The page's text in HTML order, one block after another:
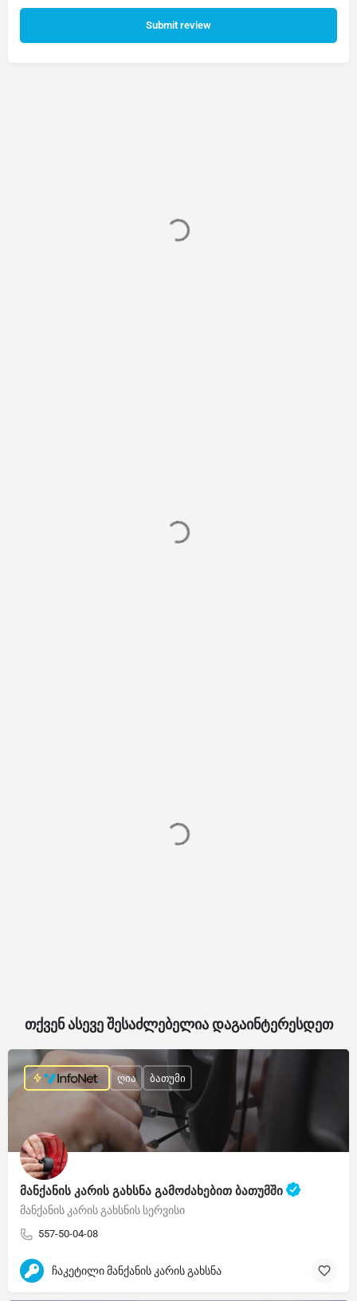
Submit review
თქვენ ასევე შესაძლებელია დაგაინტერესდეთ
მანქანის კარის გახსნა გამოძახებით ბათუმში
მანქანის კარის გახსნის სერვისი
557-50-04-08
ღია ბათუმი
ჩაკეტილი მანქანის კარის გახსნა